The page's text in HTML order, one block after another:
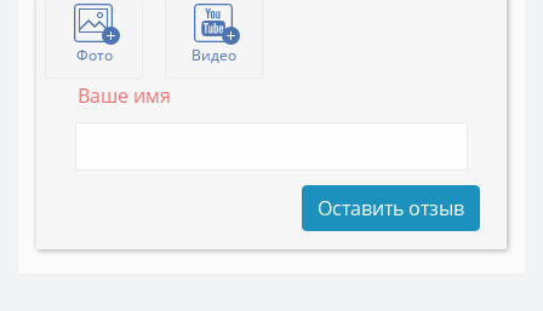
Фото Видео
Ваше имя
Оставить отзыв